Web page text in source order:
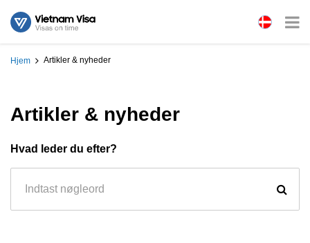
Hjem Artikler & nyheder
Artikler & nyheder
Hvad leder du efter?